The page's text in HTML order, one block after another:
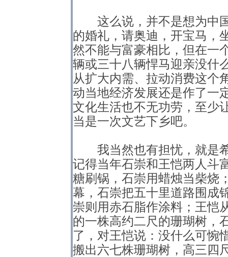
这么说，并不是想为中国
的婚礼，请奥迪，开宝马，
然不能与富豪相比，但在一
辆或三十八辆悍马迎亲没什
从扩大内需、拉动消费这个
动当地经济发展还是作了一
文化生活也不无功劳，至少
当是一次文艺下乡吧。
我当然也有担忧，就是希
记得当年石崇和王恺两人斗
糖刷锅，石崇用蜡烛当柴烧
幕，石崇把五十里道路围成
崇则用赤石脂作涂料；王恺
的一株高约二尺的珊瑚树，
了，对王恺说：没什么可惋
搬出六七株珊瑚树，高三四